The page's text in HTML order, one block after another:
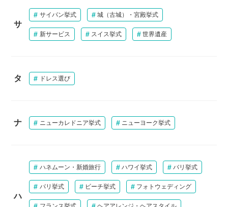
サ
サイパン挙式 城（古城）・宮殿挙式
新サービス スイス挙式 世界遺産
タ ドレス選び
ナ ニューカレドニア挙式 ニューヨーク挙式
ハ
ハネムーン・新婚旅行 ハワイ挙式 バリ挙式
パリ挙式 ビーチ挙式 フォトウェディング